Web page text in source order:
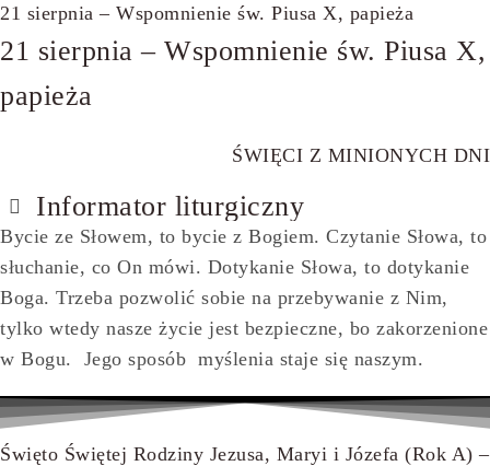
21 sierpnia – Wspomnienie św. Piusa X, papieża
21 sierpnia – Wspomnienie św. Piusa X,
papieża
ŚWIĘCI Z MINIONYCH DNI
Informator liturgiczny
Bycie ze Słowem, to bycie z Bogiem. Czytanie Słowa, to
słuchanie, co On mówi. Dotykanie Słowa, to dotykanie
Boga. Trzeba pozwolić sobie na przebywanie z Nim,
tylko wtedy nasze życie jest bezpieczne, bo zakorzenione
w Bogu. Jego sposób myślenia staje się naszym.
Święto Świętej Rodziny Jezusa, Maryi i Józefa (Rok A) –